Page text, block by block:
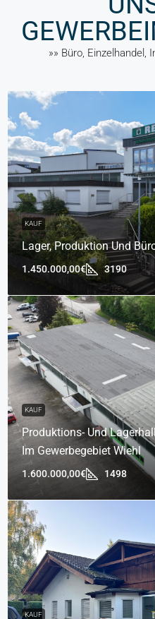
»» Büro, Einzelhandel,
KAUF
Lager, Produktion Und
1.450.000,00€ 3190
KAUF
Produktions- Und
Im Gewerbegebiet Wiehl
1.600.000,00€ 1498
KAUF